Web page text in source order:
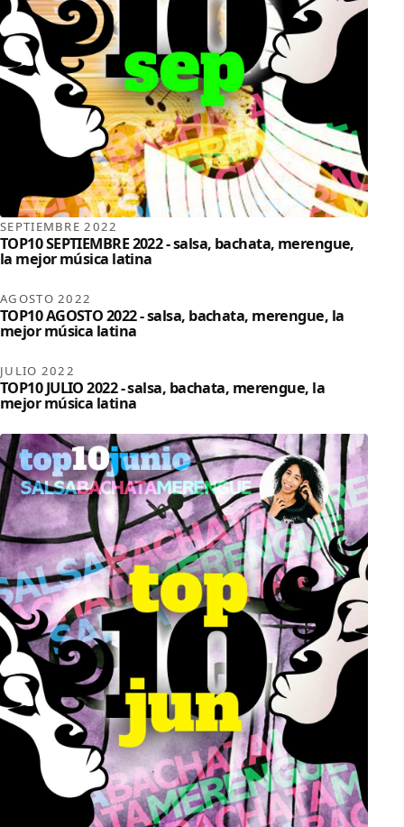
SEPTIEMBRE 2022
TOP10 SEPTIEMBRE 2022 - salsa, bachata, merengue,
la mejor música latina
AGOSTO 2022
TOP10 AGOSTO 2022 - salsa, bachata, merengue, la
mejor música latina
JULIO 2022
TOP10 JULIO 2022 - salsa, bachata, merengue, la
mejor música latina